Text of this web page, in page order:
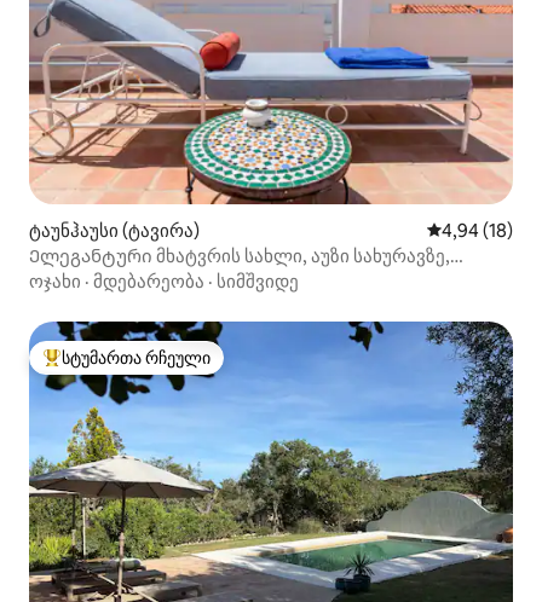
ტაუნჰაუსი (ტავირა) საშუალო
4,94 (18)
Ელეგანტური მხატვრის სახლი, აუზი სახურავზე,
ცენტრში
ოჯახი · მდებარეობა · სიმშვიდე
სტუმართა რჩეული მოწინავე ვარიანტი
სტუმართა რჩეული